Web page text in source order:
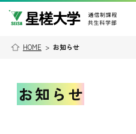
HOME > お知らせ
お知らせ